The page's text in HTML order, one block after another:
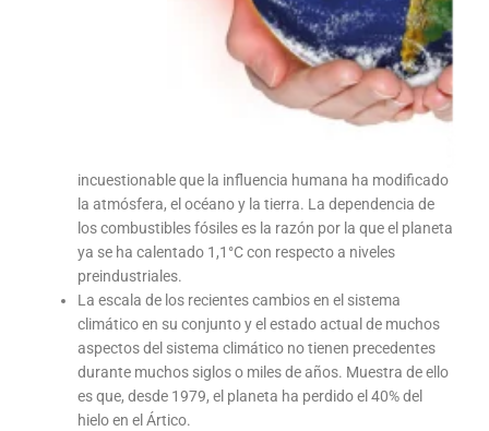
incuestionable que la influencia humana ha modificado
la atmósfera, el océano y la tierra. La dependencia de
los combustibles fósiles es la razón por la que el planeta
ya se ha calentado 1,1°C con respecto a niveles
preindustriales.
La escala de los recientes cambios en el sistema
climático en su conjunto y el estado actual de muchos
aspectos del sistema climático no tienen precedentes
durante muchos siglos o miles de años. Muestra de ello
es que, desde 1979, el planeta ha perdido el 40% del
hielo en el Ártico.